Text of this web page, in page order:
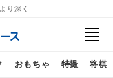
り深く
おもちゃ 特撮 将棋